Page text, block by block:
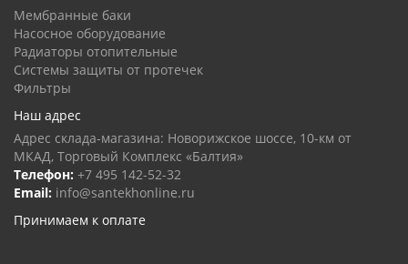
Мембранные баки
Насосное оборудование
Радиаторы отопительные
Системы защиты от протечек
Фильтры
Наш адрес
Адрес склада-магазина: Новорижское шоссе, 10-км от
МКАД, Торговый Комплекс «Балтия»
Телефон: +7 495 142-52-32
Email: info@santekhonline.ru
Принимаем к оплате